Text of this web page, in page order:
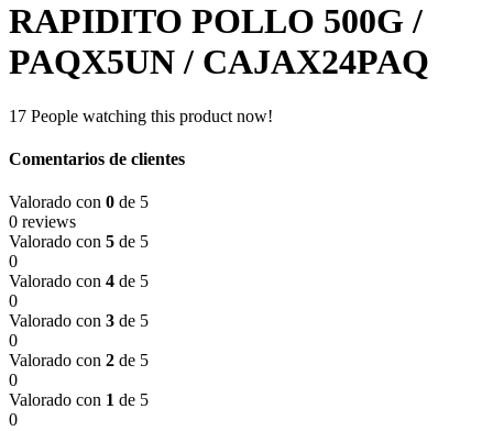
RAPIDITO POLLO 500G /
PAQX5UN / CAJAX24PAQ
17 People watching this product now!
Comentarios de clientes
Valorado con 0 de 5
0 reviews
Valorado con 5 de 5
0
Valorado con 4 de 5
0
Valorado con 3 de 5
0
Valorado con 2 de 5
0
Valorado con 1 de 5
0